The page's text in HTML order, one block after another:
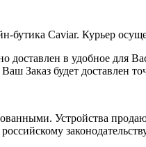
бутика Caviar. Курьер
в удобное для
Заказ будет доставлен
Устройства